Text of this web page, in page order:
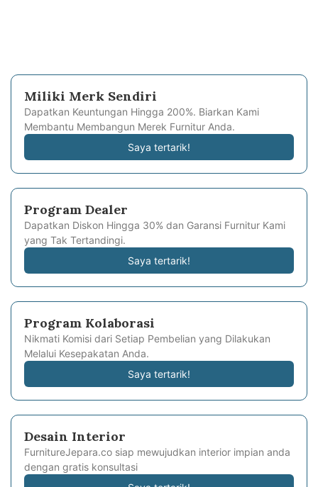
Miliki Merk Sendiri
Dapatkan Keuntungan Hingga 200%. Biarkan Kami
Membantu Membangun Merek Furnitur Anda.
Saya tertarik!
Program Dealer
Dapatkan Diskon Hingga 30% dan Garansi Furnitur Kami
yang Tak Tertandingi.
Saya tertarik!
Program Kolaborasi
Nikmati Komisi dari Setiap Pembelian yang Dilakukan
Melalui Kesepakatan Anda.
Saya tertarik!
Desain Interior
FurnitureJepara.co siap mewujudkan interior impian anda
dengan gratis konsultasi